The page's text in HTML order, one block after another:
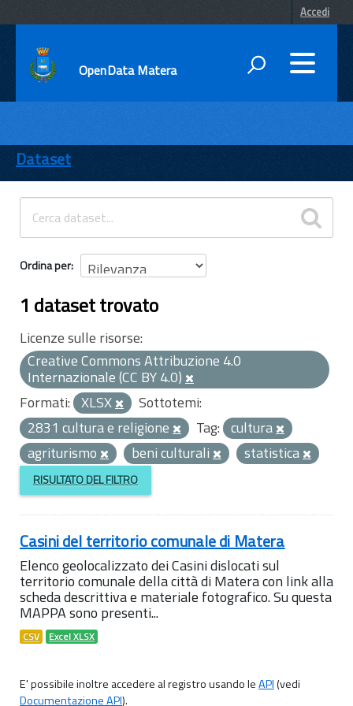
Accedi
OpenData Matera
ENTI
TEMI
INFORMAZIONI
Dataset
Ordina per
1 dataset trovato
Licenze sulle risorse:
Creative Commons Attribuzione 4.0
Internazionale (CC BY 4.0)
Formati: XLSX
Sottotemi:
2831 cultura e religione
Tag: cultura
agriturismo
beni culturali statistica
RISULTATO DEL FILTRO
Casini del territorio comunale di Matera
Elenco geolocalizzato dei Casini dislocati sul
territorio comunale della città di Matera con link alla
scheda descrittiva e materiale fotografico. Su questa
MAPPA sono presenti...
CSV Excel XLSX
E' possibile inoltre accedere al registro usando leAPI(vedi
Documentazione API).